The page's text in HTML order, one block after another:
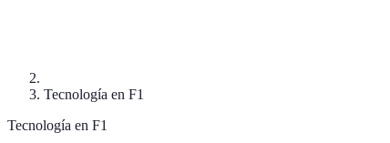
Tecnología en F1
Tecnología en F1